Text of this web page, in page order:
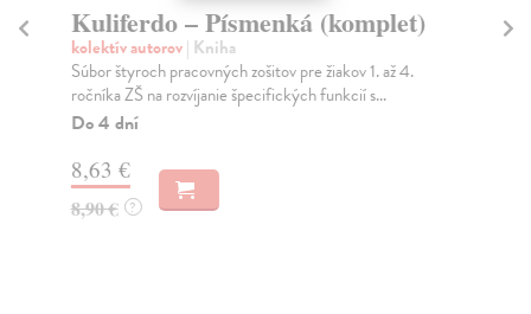
KuliFerdo - Matematika ,
geometria (dyskalkúlia)
kolektív autorov| Kniha
V pracovnom zošite KULIFERDO – Matematika,
geometria pre žiakov 1. až 4. ročníka ZŠ nájdete
Do 4 dní
9,31 €